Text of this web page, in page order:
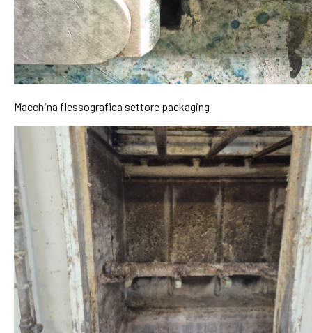
Macchina flessografica settore packaging